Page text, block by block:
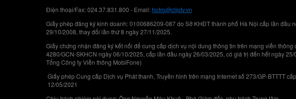
Điện thoại/Fax: 024.37.831.800 - Email:hotro@cliptv.vn
Giấy phép đăng ký kinh doanh: 0100686209-087 do Sở KHĐT thành phố Hà Nội cấp lần đầu
29/10/2008, thay đổi lần thứ 8 ngày 27/11/2025.
Giấy chứng nhận đăng ký kết nối để cung cấp dịch vụ nội dung thông tin trên mạng viễn thông
4280/GCN-SKHCN ngày 06/10/2025, cấp lần đầu ngày 26/03/2025, có giá trị đến hết ngày 25/
Tổng Công ty Viễn thông MobiFone)
Giấy phép Cung cấp Dịch vụ Phát thanh, Truyền hình trên mạng Internet số 273/GP-BTTTT
12/05/2021